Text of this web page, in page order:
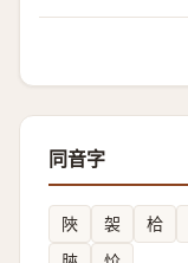
同音字
陜 袈 㭘